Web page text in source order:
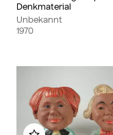
Denkmaterial
Unbekannt
1970